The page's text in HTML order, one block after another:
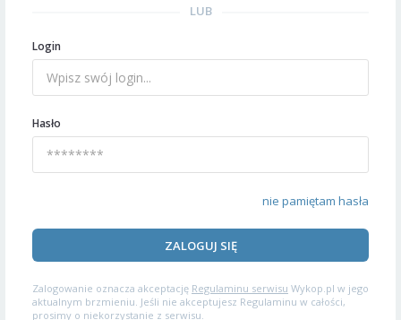
LUB
Login
Hasło
nie pamiętam hasła
ZALOGUJ SIĘ
Zalogowanie oznacza akceptację Regulaminu serwisu Wykop.pl w jego
aktualnym brzmieniu. Jeśli nie akceptujesz Regulaminu w całości,
prosimy o niekorzystanie z serwisu.